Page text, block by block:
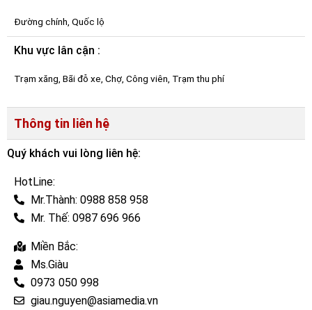
Đường chính, Quốc lộ
Khu vực lân cận :
Trạm xăng, Bãi đỗ xe, Chợ, Công viên, Trạm thu phí
Thông tin liên hệ
Quý khách vui lòng liên hệ:
HotLine:
Mr.Thành: 0988 858 958
Mr. Thế: 0987 696 966
Miền Bắc:
Ms.Giàu
0973 050 998
giau.nguyen@asiamedia.vn